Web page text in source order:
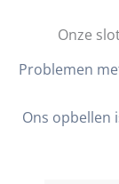
Onze
Problemen
Ons opbellen